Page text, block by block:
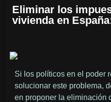
Eliminar los
vivienda en
Si los políticos en el poder
solucionar este problema,
en proponer la eliminación